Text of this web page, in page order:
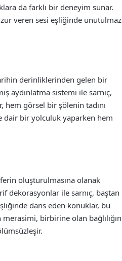
da farklı bir deneyim sunar.
veren sesi eşliğinde unutulmaz
derinliklerinden gelen bir
aydınlatma sistemi ile sarnıç,
hem görsel bir şölenin tadını
dair bir yolculuk yaparken hem
oluşturulmasına olanak
dekorasyonlar ile sarnıç, baştan
dans eden konuklar, bu
birbirine olan bağlılığın